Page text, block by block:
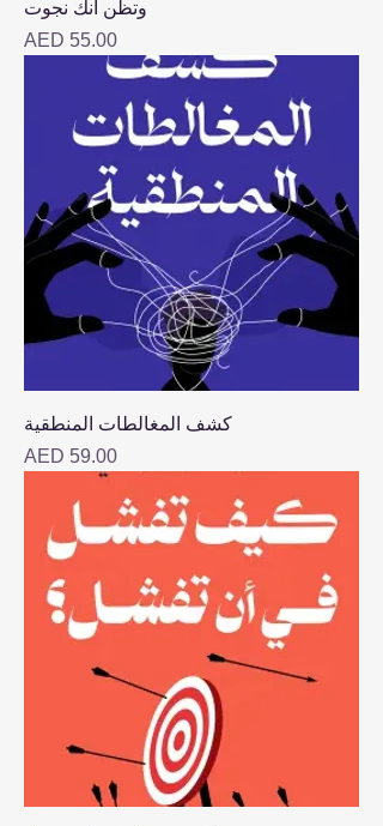
وتظن أنك نجوت
Price
AED 55.00
كشف المغالطات المنطقية
Price
AED 59.00